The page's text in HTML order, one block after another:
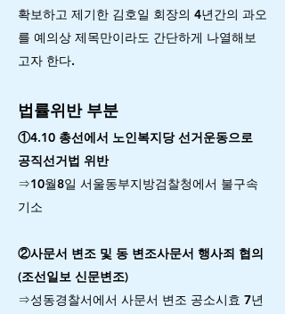
확보하고 제기한 김호일 회장의 4년간의 과오
를 예의상 제목만이라도 간단하게 나열해보
고자 한다.
법률위반 부분
①4.10 총선에서 노인복지당 선거운동으로
공직선거법 위반
⇒10월8일 서울동부지방검찰청에서 불구속
기소
②사문서 변조 및 동 변조사문서 행사죄 협의
(조선일보 신문변조)
⇒성동경찰서에서 사문서 변조 공소시효 7년